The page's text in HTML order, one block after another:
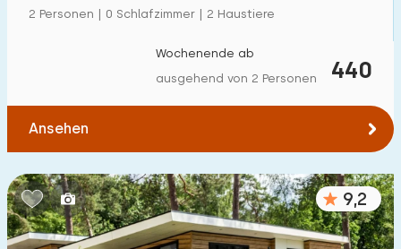
2 Personen | 0 Schlafzimmer | 2 Haustiere
440
Wochenende ab
ausgehend von 2 Personen
Ansehen
9,2